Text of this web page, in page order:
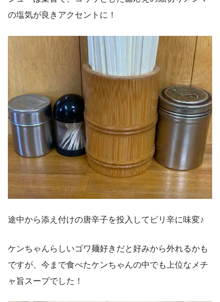
の塩気が良きアクセントに！
途中から添え付けの唐辛子を投入してピリ辛に味変♪
ケンちゃんらしいゴワ麺好きだと好みから外れるかも
ですが、今まで食べたケンちゃんの中でも上位なメチ
ャ旨スープでした！